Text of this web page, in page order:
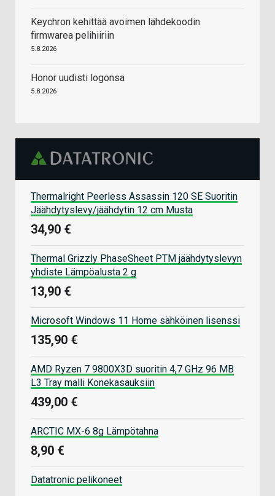
Keychron kehittää avoimen lähdekoodin
firmwarea pelihiiriin
5.8.2026
Honor uudisti logonsa
5.8.2026
Thermalright Peerless Assassin 120 SE Suoritin
Jäähdytyslevy/jäähdytin 12 cm Musta
34,90 €
Thermal Grizzly PhaseSheet PTM jäähdytyslevyn
yhdiste Lämpöalusta 2 g
13,90 €
Microsoft Windows 11 Home sähköinen lisenssi
135,90 €
AMD Ryzen 7 9800X3D suoritin 4,7 GHz 96 MB
L3 Tray malli Konekasauksiin
439,00 €
ARCTIC MX-6 8g Lämpötahna
8,90 €
Datatronic pelikoneet